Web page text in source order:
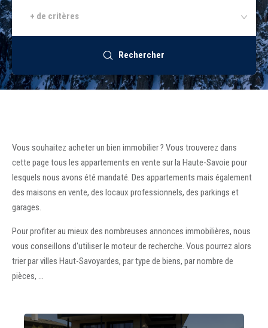
+ de critères
Rechercher
Vous souhaitez acheter un bien immobilier ? Vous trouverez dans
cette page tous les appartements en vente sur la Haute-Savoie pour
lesquels nous avons été mandaté. Des appartements mais également
des maisons en vente, des locaux professionnels, des parkings et
garages.
Pour profiter au mieux des nombreuses annonces immobilières, nous
vous conseillons d'utiliser le moteur de recherche. Vous pourrez alors
trier par villes Haut-Savoyardes, par type de biens, par nombre de
pièces, ...